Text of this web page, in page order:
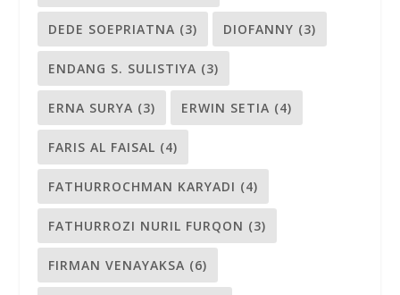
DEDE SOEPRIATNA (3) DIOFANNY (3)
ENDANG S. SULISTIYA (3)
ERNA SURYA (3) ERWIN SETIA (4)
FARIS AL FAISAL (4)
FATHURROCHMAN KARYADI (4)
FATHURROZI NURIL FURQON (3)
FIRMAN VENAYAKSA (6)